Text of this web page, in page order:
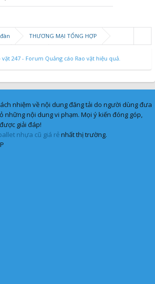
THƯƠNG MẠI TỔNG HỢP
vặt 247 - Forum Quảng cáo Rao vặt hiệu quả.
nhiệm về nội dung đăng tải do người dùng đưa
những nội dung vi phạm. Mọi ý kiến đóng góp,
giải đáp!
nhựa cũ giá rẻnhất thị trường.